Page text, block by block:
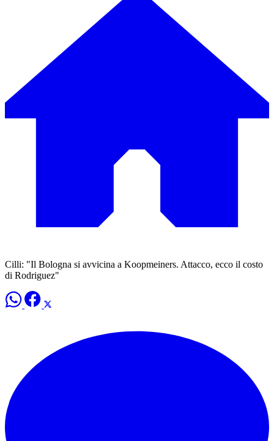
Cilli: "Il Bologna si avvicina a Koopmeiners. Attacco, ecco il costo
di Rodriguez"